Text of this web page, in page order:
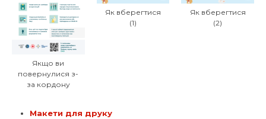
Якщо ви
повернулися з-
за кордону
Як вберегтися
(1)
Як вберегтися
(2)
Макети для друку